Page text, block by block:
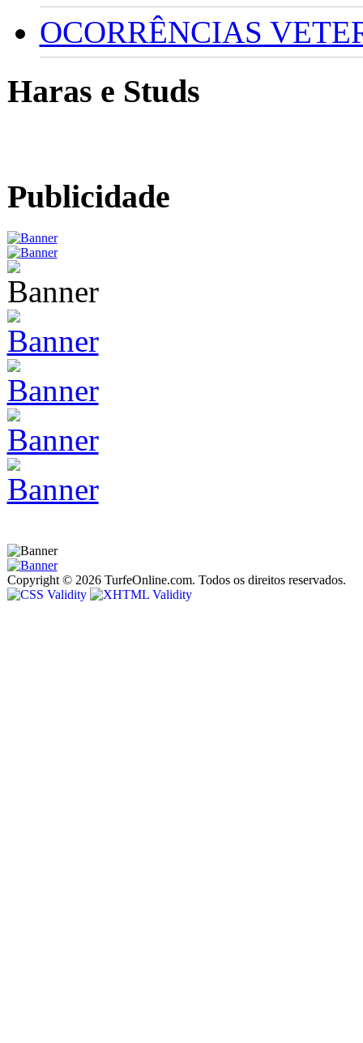
OCORRÊNCIAS
Haras e Studs
Publicidade
Copyright © 2026 TurfeOnline.com. Todos os direitos reservados.